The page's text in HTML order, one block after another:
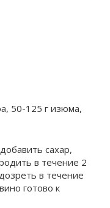
50-125 г изюма,
сахар,
в течение 2
в течение
готово к